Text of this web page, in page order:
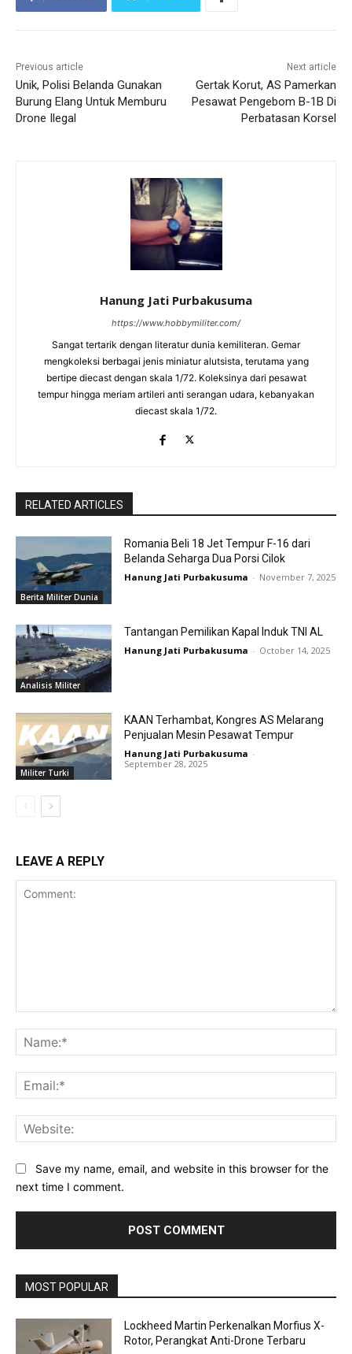
Previous article
Unik, Polisi Belanda Gunakan
Burung Elang Untuk Memburu
Drone Ilegal
Next article
Gertak Korut, AS Pamerkan
Pesawat Pengebom B-1B Di
Perbatasan Korsel
Hanung Jati Purbakusuma
https://www.hobbymiliter.com/
Sangat tertarik dengan literatur dunia kemiliteran. Gemar
mengkoleksi berbagai jenis miniatur alutsista, terutama yang
bertipe diecast dengan skala 1/72. Koleksinya dari pesawat
tempur hingga meriam artileri anti serangan udara, kebanyakan
diecast skala 1/72.
RELATED ARTICLES
Berita Militer Dunia
Romania Beli 18 Jet Tempur F-16 dari
Belanda Seharga Dua Porsi Cilok
Hanung Jati Purbakusuma - November 7, 2025
Analisis Militer
Tantangan Pemilikan Kapal Induk TNI AL
Hanung Jati Purbakusuma - October 14, 2025
Militer Turki
KAAN Terhambat, Kongres AS Melarang
Penjualan Mesin Pesawat Tempur
Hanung Jati Purbakusuma -
September 28, 2025
LEAVE A REPLY
Save my name, email, and website in this browser for the
next time I comment.
MOST POPULAR
Lockheed Martin Perkenalkan Morfius X-
Rotor, Perangkat Anti-Drone Terbaru